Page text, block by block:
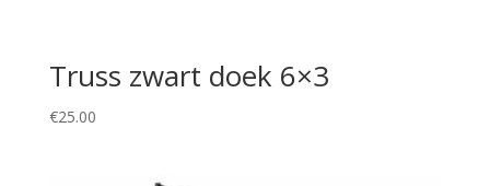
Truss zwart doek 6×3
€25.00